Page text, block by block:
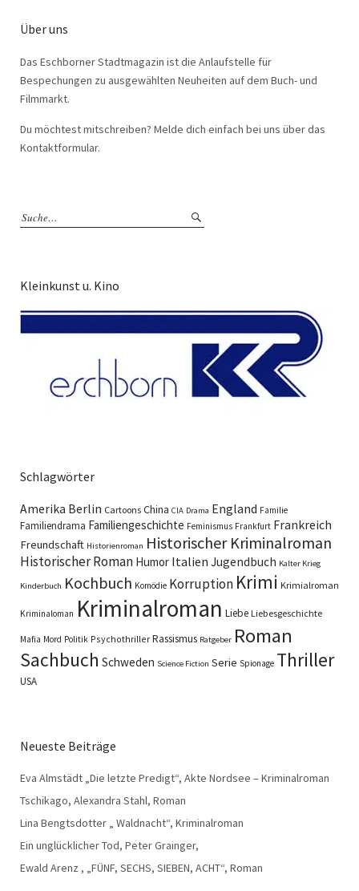
Über uns
Das Eschborner Stadtmagazin ist die Anlaufstelle für
Bespechungen zu ausgewählten Neuheiten auf dem Buch- und
Filmmarkt.
Du möchtest mitschreiben? Melde dich einfach bei uns über das
Kontaktformular.
Kleinkunst u. Kino
Schlagwörter
Amerika Berlin Cartoons China CIA Drama England Familie
Familiendrama Familiengeschichte Feminismus Frankfurt Frankreich
Freundschaft Historienroman Historischer Kriminalroman
Historischer Roman Humor Italien Jugendbuch Kalter Krieg
Kinderbuch Kochbuch Komödie Korruption Krimi Krimialroman
Kriminaloman Kriminalroman Liebe Liebesgeschichte
Mafia Mord Politik Psychothriller Rassismus Ratgeber Roman
Sachbuch Schweden Science Fiction Serie Spionage Thriller
USA
Neueste Beiträge
Eva Almstädt „Die letzte Predigt“, Akte Nordsee – Kriminalroman
Tschikago, Alexandra Stahl, Roman
Lina Bengtsdotter „ Waldnacht“, Kriminalroman
Ein unglücklicher Tod, Peter Grainger,
Ewald Arenz , „FÜNF, SECHS, SIEBEN, ACHT“, Roman